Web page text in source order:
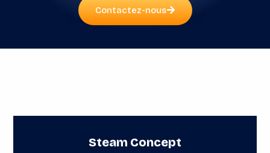
Contactez-nous
Steam Concept